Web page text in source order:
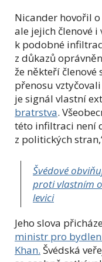
Nicander hovořil o
ale jejich členové
k podobné
z důkazů
že někteří
přenosu
je signál vlastní
bratrstva.
této infiltraci není
z politických
Švédové
proti vlastním
levici
Jeho slova
ministr pro
Khan. Švédská